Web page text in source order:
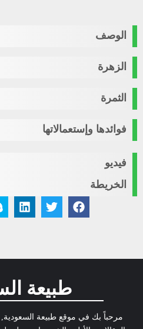
الوصف
الزهرة
الثمرة
فوائدها وإستعمالاتها
فيديو
الخريطة
طبيعة
مرحباً بك في موقع طبيعة